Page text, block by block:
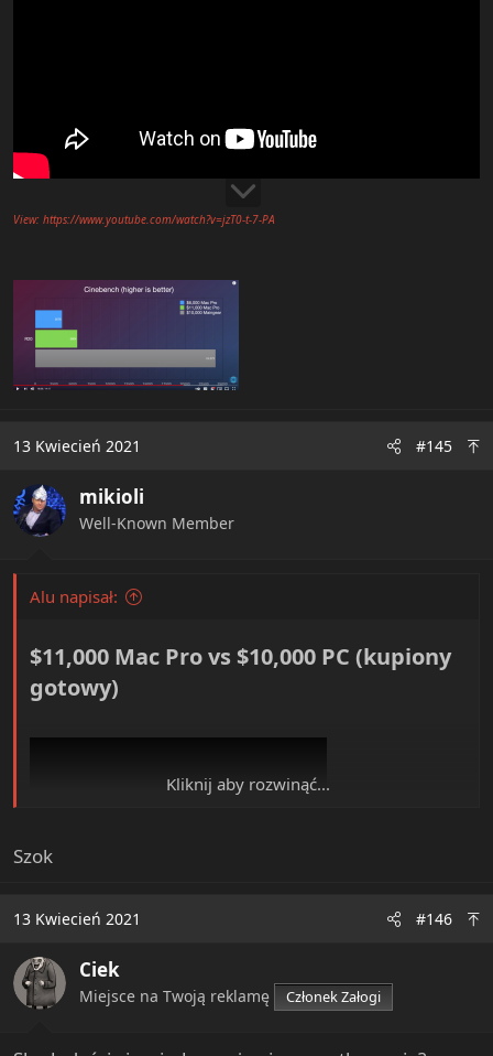
View: https://www.youtube.com/watch?v=jzT0-t-7-PA
13 Kwiecień 2021 #145
mikioli
Well-Known Member
Alu napisał:
$11,000 Mac Pro vs $10,000 PC (kupiony
gotowy)​
View attachment 8275
Kliknij aby rozwinąć...
Szok
13 Kwiecień 2021 #146
Ciek
Miejsce na Twoją reklamę Członek Załogi